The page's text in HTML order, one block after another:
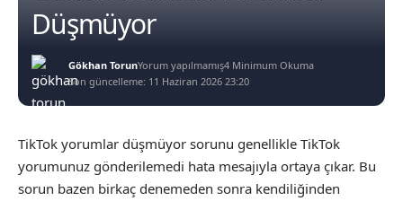
Düşmüyor
Son güncelleme: 11 Haziran 2026 23:20
Gökhan TorunYorum yapılmamış4 Minimum Okuma
TikTok yorumlar düşmüyor sorunu genellikle TikTok
yorumunuz gönderilemedi hata mesajıyla ortaya çıkar. Bu
sorun bazen birkaç denemeden sonra kendiliğinden